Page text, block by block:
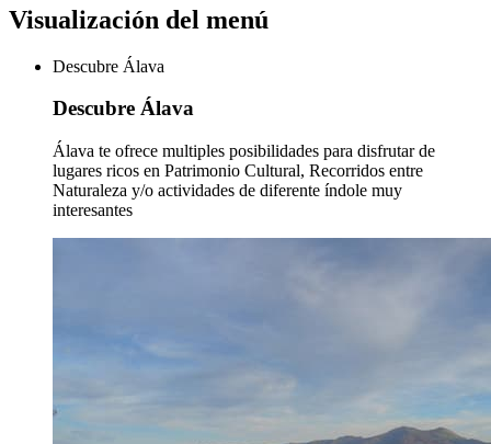
Visualización del menú
Descubre Álava
Descubre Álava
Álava te ofrece multiples posibilidades para disfrutar de
lugares ricos en Patrimonio Cultural, Recorridos entre
Naturaleza y/o actividades de diferente índole muy
interesantes